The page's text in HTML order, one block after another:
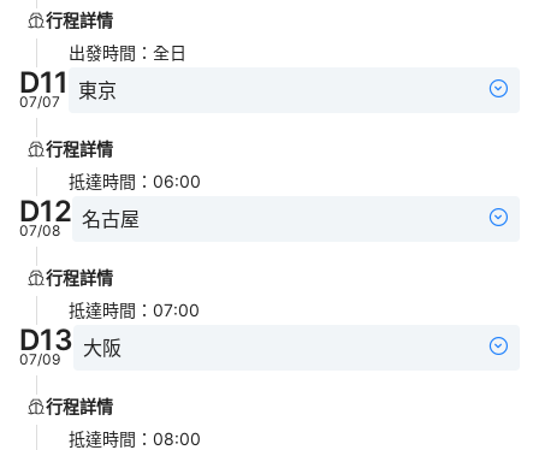
行程詳情
出發時間 ： 全日
D11
07/07 東京
行程詳情
抵達時間 ： 06:00
D12
07/08 名古屋
行程詳情
抵達時間 ： 07:00
D13
07/09 大阪
行程詳情
抵達時間 ： 08:00